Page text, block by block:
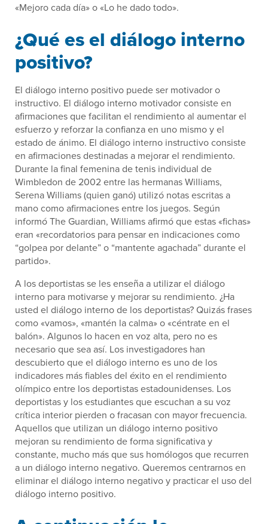
«Mejoro cada día» o «Lo he dado todo».
¿Qué es el diálogo interno
positivo?
El diálogo interno positivo puede ser motivador o
instructivo. El diálogo interno motivador consiste en
afirmaciones que facilitan el rendimiento al aumentar el
esfuerzo y reforzar la confianza en uno mismo y el
estado de ánimo. El diálogo interno instructivo consiste
en afirmaciones destinadas a mejorar el rendimiento.
Durante la final femenina de tenis individual de
Wimbledon de 2002 entre las hermanas Williams,
Serena Williams (quien ganó) utilizó notas escritas a
mano como afirmaciones entre los juegos. Según
informó The Guardian, Williams afirmó que estas «fichas»
eran «recordatorios para pensar en indicaciones como
“golpea por delante” o “mantente agachada” durante el
partido».
A los deportistas se les enseña a utilizar el diálogo
interno para motivarse y mejorar su rendimiento. ¿Ha
usted el diálogo interno de los deportistas? Quizás frases
como «vamos», «mantén la calma» o «céntrate en el
balón». Algunos lo hacen en voz alta, pero no es
necesario que sea así. Los investigadores han
descubierto que el diálogo interno es uno de los
indicadores más fiables del éxito en el rendimiento
olímpico entre los deportistas estadounidenses. Los
deportistas y los estudiantes que escuchan a su voz
crítica interior pierden o fracasan con mayor frecuencia.
Aquellos que utilizan un diálogo interno positivo
mejoran su rendimiento de forma significativa y
constante, mucho más que sus homólogos que recurren
a un diálogo interno negativo. Queremos centrarnos en
eliminar el diálogo interno negativo y practicar el uso del
diálogo interno positivo.